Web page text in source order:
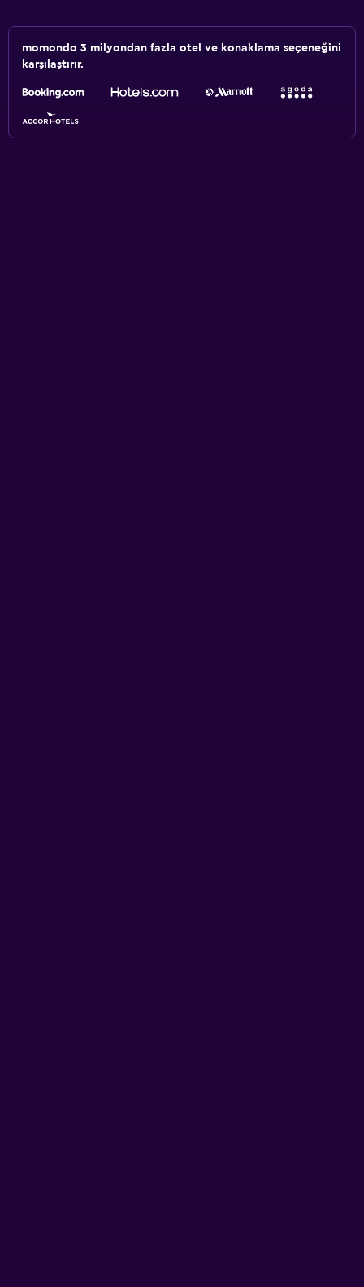
momondo 3 milyondan fazla otel ve konaklama seçeneğini
karşılaştırır.